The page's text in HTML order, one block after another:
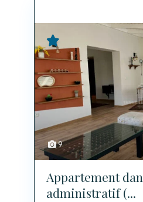
9
Appartement
administratif (...